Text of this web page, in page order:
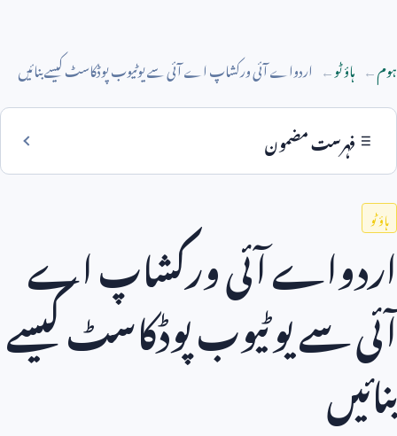
ہوم ہاؤ ٹو اردواے آئی ورکشاپ اے آئی سے یوٹیوب پوڈکاسٹ کیسے بنائیں
فہرست مضمون
ہاؤ ٹو
اردواے آئی ورکشاپ اے
آئی سے یوٹیوب پوڈکاسٹ کیسے
بنائیں